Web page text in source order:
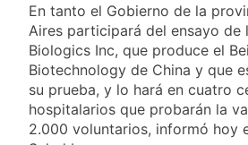
En tanto el Gobierno de la
Aires participará del ensayo de
Biologics Inc, que produce el
Biotechnology de China y que
su prueba, y lo hará en cuatro
hospitalarios que probarán la
2.000 voluntarios, informó hoy